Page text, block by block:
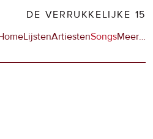
DE VERRUKKELIJKE 15
LijstenArtiestenSongsMeerop
…